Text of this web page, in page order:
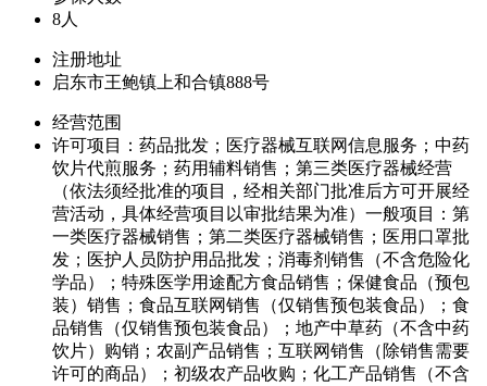
8人
注册地址
启东市王鲍镇上和合镇888号
经营范围
许可项目：药品批发；医疗器械互联网信息服务；中药
饮片代煎服务；药用辅料销售；第三类医疗器械经营
（依法须经批准的项目，经相关部门批准后方可开展经
营活动，具体经营项目以审批结果为准）一般项目：第
一类医疗器械销售；第二类医疗器械销售；医用口罩批
发；医护人员防护用品批发；消毒剂销售（不含危险化
学品）；特殊医学用途配方食品销售；保健食品（预包
装）销售；食品互联网销售（仅销售预包装食品）；食
品销售（仅销售预包装食品）；地产中草药（不含中药
饮片）购销；农副产品销售；互联网销售（除销售需要
许可的商品）；初级农产品收购；化工产品销售（不含